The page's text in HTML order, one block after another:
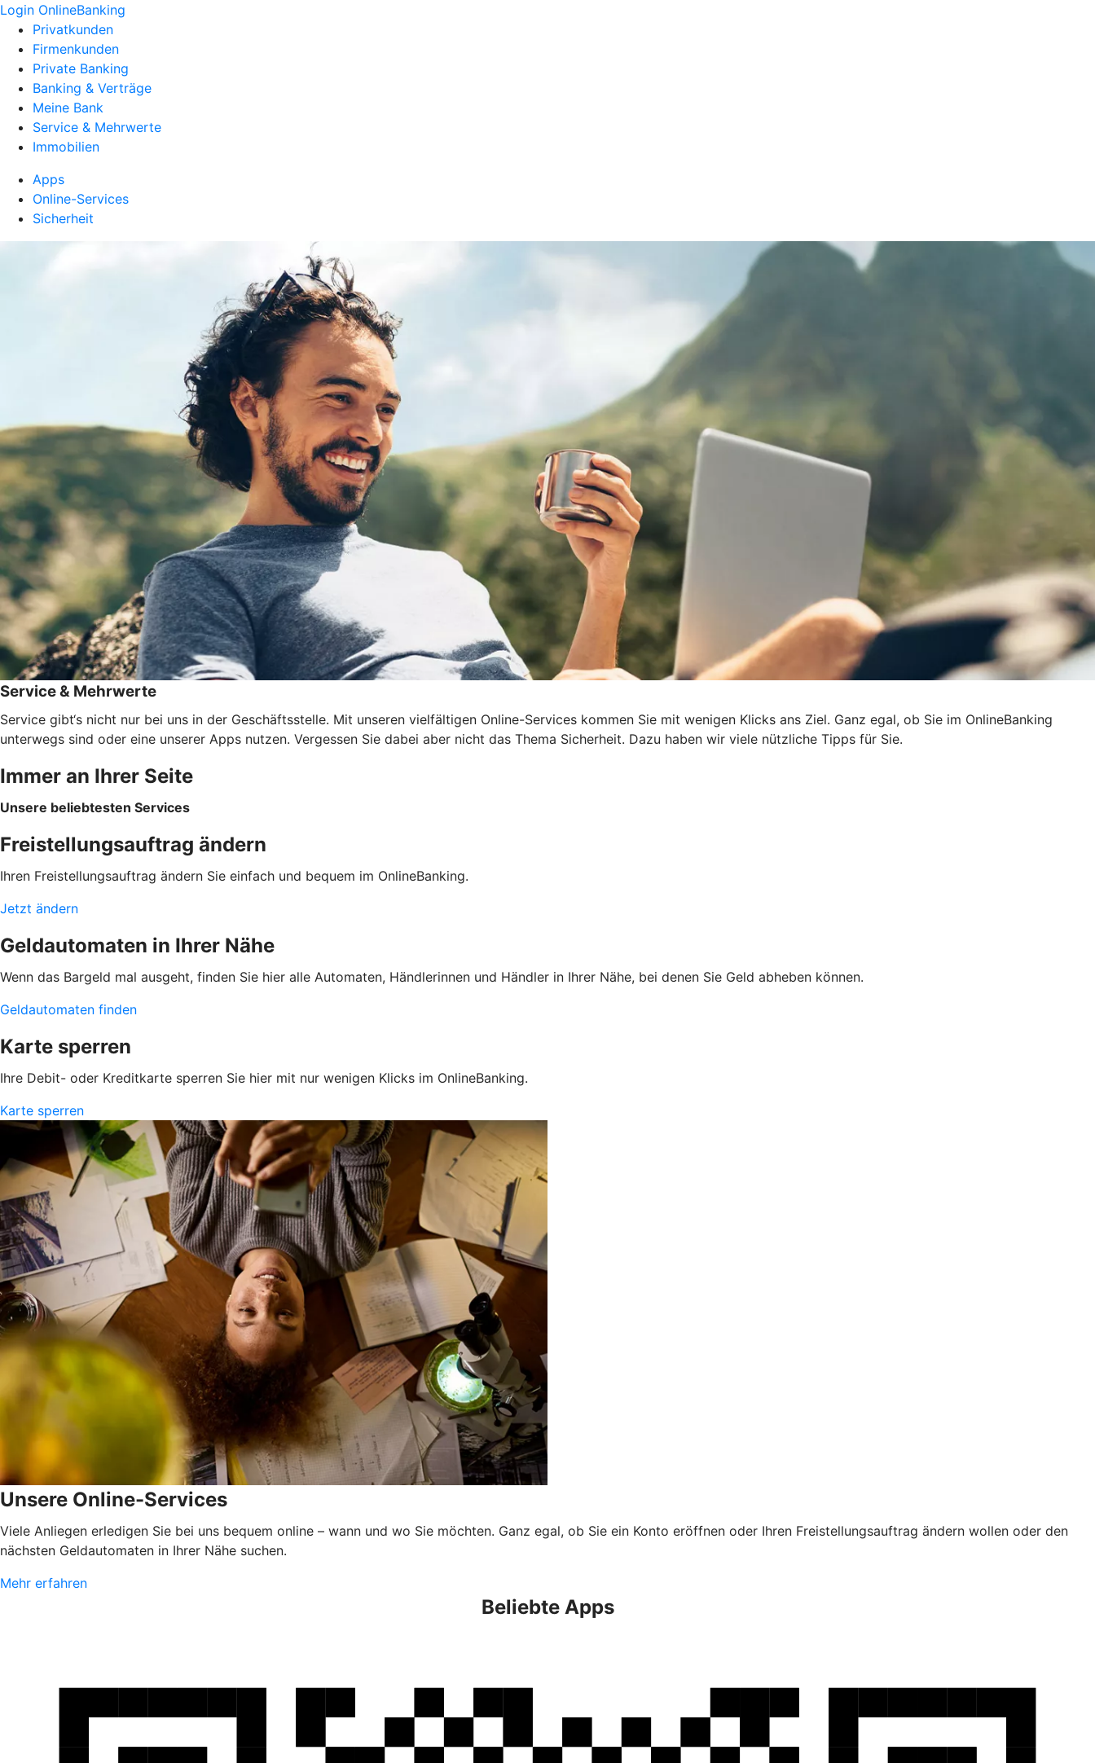
Login OnlineBanking
Privatkunden
Firmenkunden
Private Banking
Banking & Verträge
Meine Bank
Service & Mehrwerte
Immobilien
Apps
Online-Services
Sicherheit
Service & Mehrwerte
Service gibt‘s nicht nur bei uns in der Geschäftsstelle. Mit unseren vielfältigen Online-Services kommen Sie mit wenigen Klicks ans Ziel. Ganz egal, ob Sie im OnlineBanking
unterwegs sind oder eine unserer Apps nutzen. Vergessen Sie dabei aber nicht das Thema Sicherheit. Dazu haben wir viele nützliche Tipps für Sie.
Immer an Ihrer Seite
Unsere beliebtesten Services
Freistellungsauftrag ändern
Ihren Freistellungsauftrag ändern Sie einfach und bequem im OnlineBanking.
Jetzt ändern
Geldautomaten in Ihrer Nähe
Wenn das Bargeld mal ausgeht, finden Sie hier alle Automaten, Händlerinnen und Händler in Ihrer Nähe, bei denen Sie Geld abheben können.
Geldautomaten finden
Karte sperren
Ihre Debit- oder Kreditkarte sperren Sie hier mit nur wenigen Klicks im OnlineBanking.
Karte sperren
Unsere Online-Services
Viele Anliegen erledigen Sie bei uns bequem online – wann und wo Sie möchten. Ganz egal, ob Sie ein Konto eröffnen oder Ihren Freistellungsauftrag ändern wollen oder den
nächsten Geldautomaten in Ihrer Nähe suchen.
Mehr erfahren
Beliebte Apps